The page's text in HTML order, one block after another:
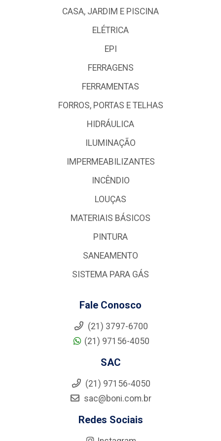
CASA, JARDIM E PISCINA
ELÉTRICA
EPI
FERRAGENS
FERRAMENTAS
FORROS, PORTAS E TELHAS
HIDRÁULICA
ILUMINAÇÃO
IMPERMEABILIZANTES
INCÊNDIO
LOUÇAS
MATERIAIS BÁSICOS
PINTURA
SANEAMENTO
SISTEMA PARA GÁS
Fale Conosco
(21) 3797-6700
(21) 97156-4050
SAC
(21) 97156-4050
sac@boni.com.br
Redes Sociais